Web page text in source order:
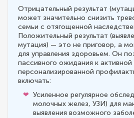
Отрицательный результат
может значительно снизить
семьи с отягощенной
Положительный результат
мутация) — это не приговор, а
для управления здоровьем. Он
пассивного ожидания к активной
персонализированной
включать:
Усиленное регулярное
молочных желез, УЗИ) для
выявления возможного